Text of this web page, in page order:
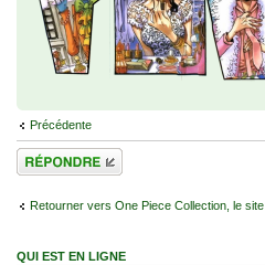
Précédente
Répondre
Retourner vers One Piece Collection, le site
QUI EST EN LIGNE